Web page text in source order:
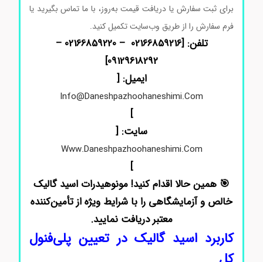
برایثبتسفارشیادریافتقیمتبه‌روز،باماتماسبگیریدیا
فرمسفارشراازطریقوب‌سایتتکمیلکنید.
تلفن: [02166859216 – 02166859220 –
09129618292
]
ایمیل: [
Info@daneshpazhoohaneshimi.com
سایت: [
Www.daneshpazhoohaneshimi.com
🎯همینحالااقدامکنید! مونوهیدرات اسید گالیک
خالصوآزمایشگاهیرا با شرایطویژهازتأمین‌کننده
معتبردریافتنمایید.
کاربرد اسید گالیک در تعیین پلی‌فنول